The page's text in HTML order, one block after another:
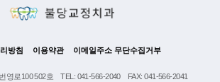
방침 이용약관 이메일주소 무단수집거부
영로100 502호 TEL: 041-566-2040
FAX: 041-566-2041